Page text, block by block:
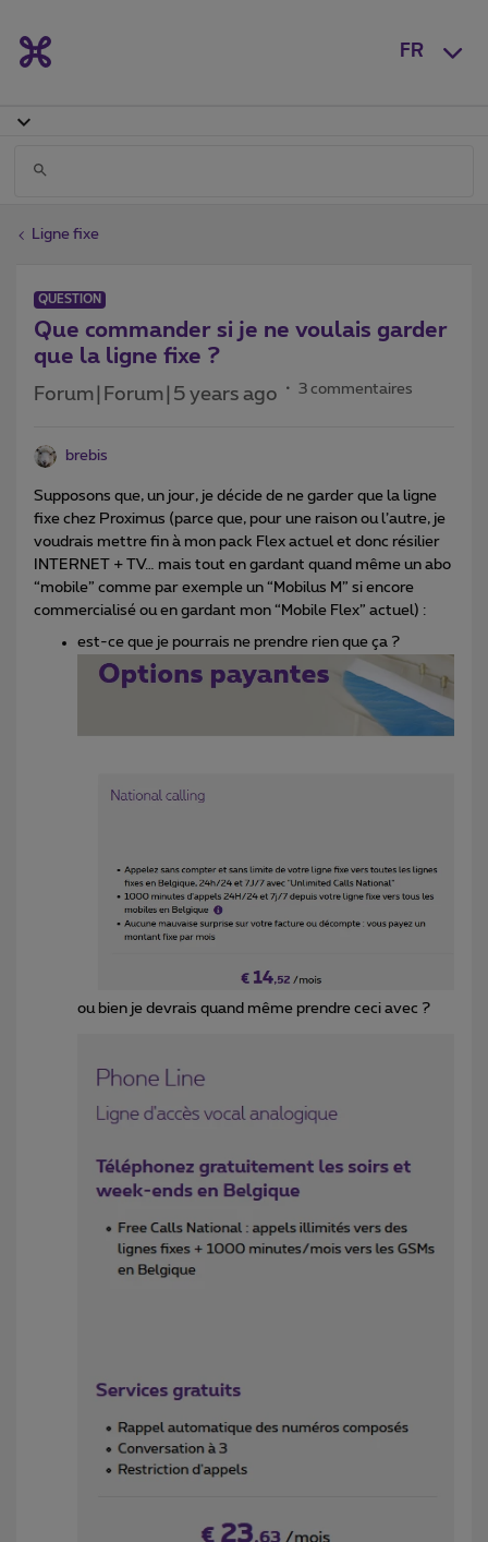
FR
Ligne fixe
QUESTION
Que commander si je ne voulais garder
que la ligne fixe ?
Forum|Forum|5 years ago 3 commentaires
brebis
Supposons que, un jour, je décide de ne garder que la ligne
fixe chez Proximus (parce que, pour une raison ou l’autre, je
voudrais mettre fin à mon pack Flex actuel et donc résilier
INTERNET + TV… mais tout en gardant quand même un abo
“mobile” comme par exemple un “Mobilus M” si encore
commercialisé ou en gardant mon “Mobile Flex” actuel) :
est-ce que je pourrais ne prendre rien que ça ?
ou bien je devrais quand même prendre ceci avec ?